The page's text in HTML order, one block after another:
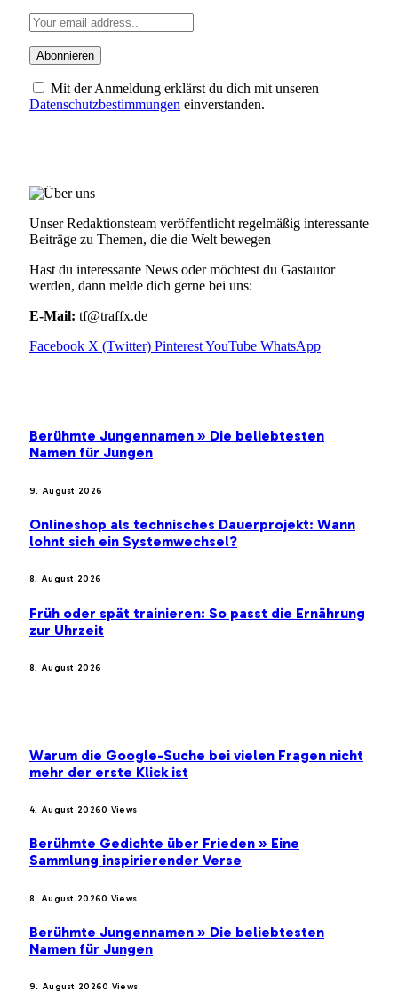
Mit der Anmeldung erklärst du dich mit unseren
Datenschutzbestimmungen einverstanden.
Unser Redaktionsteam veröffentlicht regelmäßig interessante
Beiträge zu Themen, die die Welt bewegen
Hast du interessante News oder möchtest du Gastautor
werden, dann melde dich gerne bei uns:
E-Mail: tf@traffx.de
Facebook X (Twitter) PinterestYouTube WhatsApp
Berühmte Jungennamen » Die beliebtesten
Namen für Jungen
9. August 2026
Onlineshop als technisches Dauerprojekt: Wann
lohnt sich ein Systemwechsel?
8. August 2026
Früh oder spät trainieren: So passt die Ernährung
zur Uhrzeit
8. August 2026
Warum die Google-Suche bei vielen Fragen nicht
mehr der erste Klick ist
4. August 20260 Views
Berühmte Gedichte über Frieden » Eine
Sammlung inspirierender Verse
8. August 20260 Views
Berühmte Jungennamen » Die beliebtesten
Namen für Jungen
9. August 20260 Views